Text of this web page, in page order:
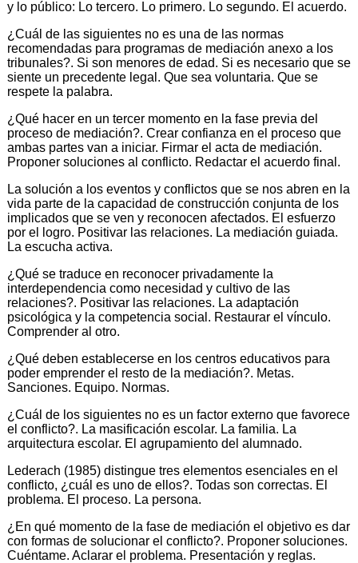
y lo público: Lo tercero. Lo primero. Lo segundo. El acuerdo.
¿Cuál de las siguientes no es una de las normas
recomendadas para programas de mediación anexo a los
tribunales?. Si son menores de edad. Si es necesario que se
siente un precedente legal. Que sea voluntaria. Que se
respete la palabra.
¿Qué hacer en un tercer momento en la fase previa del
proceso de mediación?. Crear confianza en el proceso que
ambas partes van a iniciar. Firmar el acta de mediación.
Proponer soluciones al conflicto. Redactar el acuerdo final.
La solución a los eventos y conflictos que se nos abren en la
vida parte de la capacidad de construcción conjunta de los
implicados que se ven y reconocen afectados. El esfuerzo
por el logro. Positivar las relaciones. La mediación guiada.
La escucha activa.
¿Qué se traduce en reconocer privadamente la
interdependencia como necesidad y cultivo de las
relaciones?. Positivar las relaciones. La adaptación
psicológica y la competencia social. Restaurar el vínculo.
Comprender al otro.
¿Qué deben establecerse en los centros educativos para
poder emprender el resto de la mediación?. Metas.
Sanciones. Equipo. Normas.
¿Cuál de los siguientes no es un factor externo que favorece
el conflicto?. La masificación escolar. La familia. La
arquitectura escolar. El agrupamiento del alumnado.
Lederach (1985) distingue tres elementos esenciales en el
conflicto, ¿cuál es uno de ellos?. Todas son correctas. El
problema. El proceso. La persona.
¿En qué momento de la fase de mediación el objetivo es dar
con formas de solucionar el conflicto?. Proponer soluciones.
Cuéntame. Aclarar el problema. Presentación y reglas.